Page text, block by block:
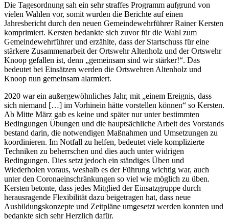
Die Tagesordnung sah ein sehr straffes Programm aufgrund von
vielen Wahlen vor, somit wurden die Berichte auf einen
Jahresbericht durch den neuen Gemeindewehrführer Rainer Kersten
komprimiert. Kersten bedankte sich zuvor für die Wahl zum
Gemeindewehrführer und erzählte, dass der Startschuss für eine
stärkere Zusammenarbeit der Ortswehr Altenholz und der Ortswehr
Knoop gefallen ist, denn „gemeinsam sind wir stärker!“. Das
bedeutet bei Einsätzen werden die Ortswehren Altenholz und
Knoop nun gemeinsam alarmiert.
2020 war ein außergewöhnliches Jahr, mit „einem Ereignis, dass
sich niemand […] im Vorhinein hätte vorstellen können“ so Kersten.
Ab Mitte März gab es keine und später nur unter bestimmten
Bedingungen Übungen und die hauptsächliche Arbeit des Vorstands
bestand darin, die notwendigen Maßnahmen und Umsetzungen zu
koordinieren. Im Notfall zu helfen, bedeutet viele komplizierte
Techniken zu beherrschen und dies auch unter widrigen
Bedingungen. Dies setzt jedoch ein ständiges Üben und
Wiederholen voraus, weshalb es der Führung wichtig war, auch
unter den Coronaeinschränkungen so viel wie möglich zu üben.
Kersten betonte, dass jedes Mitglied der Einsatzgruppe durch
herausragende Flexibilität dazu beigetragen hat, dass neue
Ausbildungskonzepte und Zeitpläne umgesetzt werden konnten und
bedankte sich sehr Herzlich dafür.